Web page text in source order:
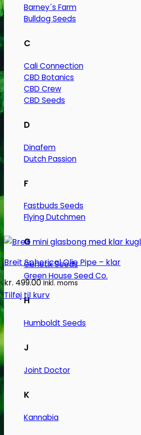
Barney´s Farm
Bulldog Seeds
C
Cali Connection
CBD Botanics
CBD Crew
CBD Seeds
D
Dinafem
Dutch Passion
F
Fastbuds Seeds
Flying Dutchmen
G
Genetik Seeds
Green House Seed Co.
H
Humboldt Seeds
J
Joint Doctor
K
Kannabia
Breit Spherical Olie Pipe – klar
kr. 499.00 Inkl. moms
Tilføj til kurv